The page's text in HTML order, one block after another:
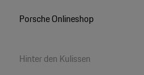
Porsche Onlineshop
Hinter den Kulissen